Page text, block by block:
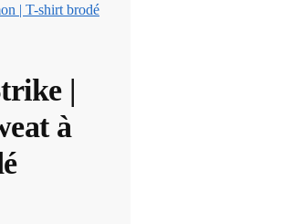
| T-shirt brodé
|
à